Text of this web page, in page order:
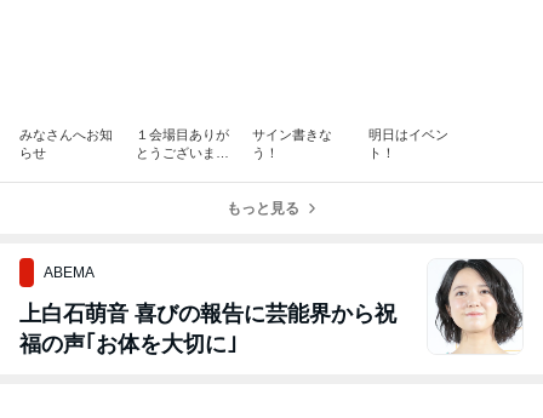
みなさんへお知
らせ
１会場目ありが
とうございまし
サイン書きな
う！
明日はイベン
ト！
もっと見る
ABEMA
上白石萌音 喜びの報告に芸能界から祝
福の声｢お体を大切に｣